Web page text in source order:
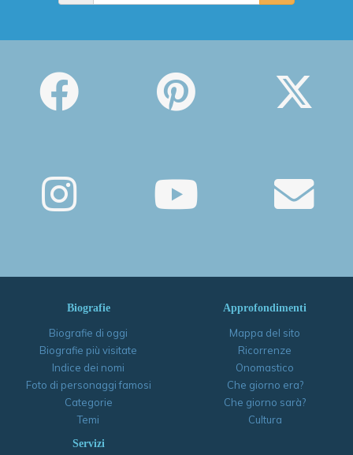
Biografie
Biografie di oggi
Biografie più visitate
Indice dei nomi
Foto di personaggi famosi
Categorie
Temi
Approfondimenti
Mappa del sito
Ricorrenze
Onomastico
Che giorno era?
Che giorno sarà?
Cultura
Servizi